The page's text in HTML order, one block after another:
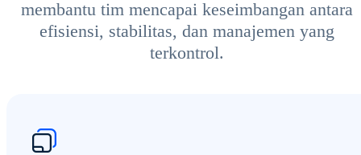
membantu tim mencapai keseimbangan antara
efisiensi, stabilitas, dan manajemen yang
terkontrol.